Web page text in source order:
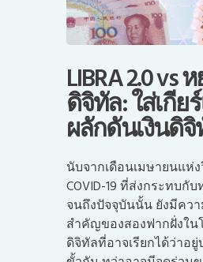
LIBRA 2.0 vs
ดิจิทัล: ใส่เกีย
ผลักดันเงินดิ
นับจากเดือนเมษายนแห่
COVID-19 ที่ส่งกระทบกั
จนถึงปัจจุบันนั้น ยังมีคว
สำคัญของสองฟากฝั่งใน
ดิจิทัลที่อาจเรียกได้ว่าอ